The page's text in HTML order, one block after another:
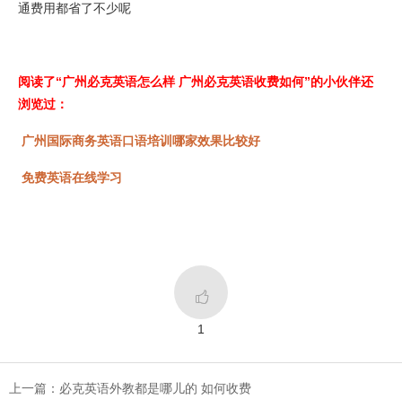
通费用都省了不少呢
阅读了“广州必克英语怎么样 广州必克英语收费如何”的小伙伴还
浏览过：
广州国际商务英语口语培训哪家效果比较好
免费英语在线学习

1
上一篇：必克英语外教都是哪儿的 如何收费